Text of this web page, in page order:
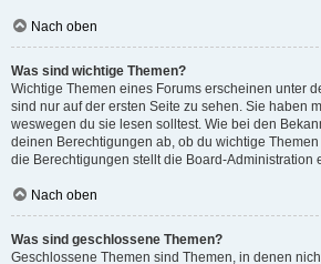
Nach oben
Was sind wichtige Themen?
Wichtige Themen eines Forums erscheinen unter
sind nur auf der ersten Seite zu sehen. Sie haben
weswegen du sie lesen solltest. Wie bei den
deinen Berechtigungen ab, ob du wichtige
die Berechtigungen stellt die Board-Administration
Nach oben
Was sind geschlossene Themen?
Geschlossene Themen sind Themen, in denen